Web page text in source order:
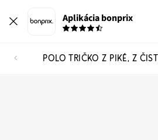
Aplikácia bonprix
POLO TRIČKO Z PIKÉ, Z